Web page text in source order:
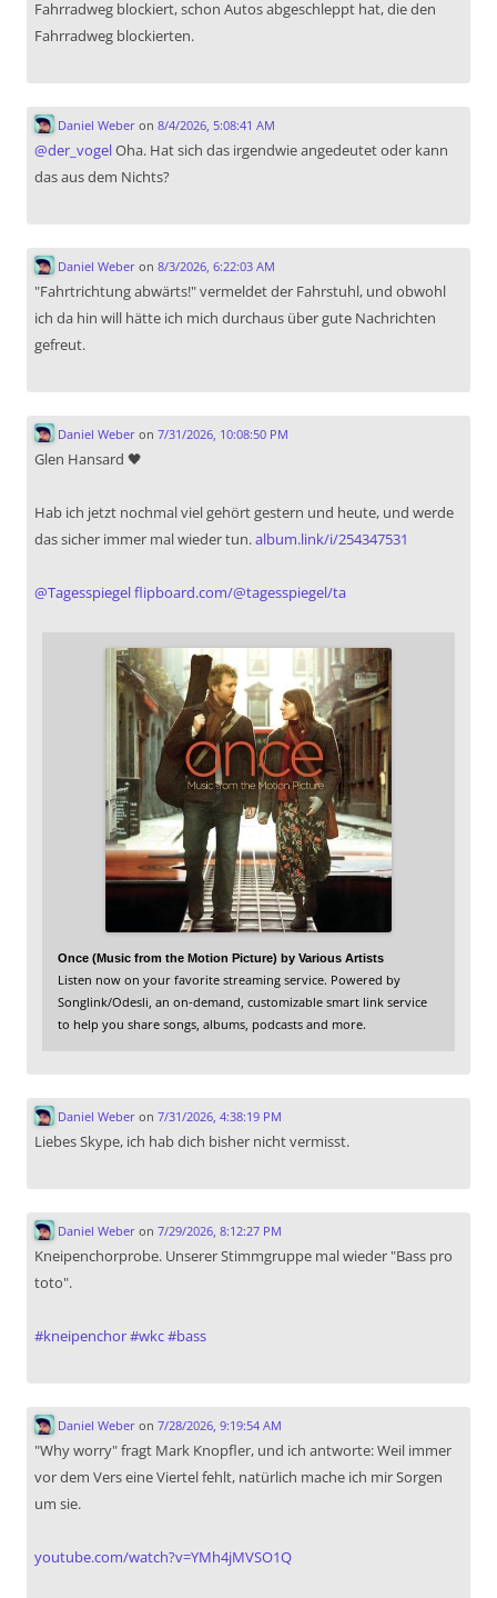
Fahrradweg blockiert, schon Autos abgeschleppt hat, die den
Fahrradweg blockierten.
Daniel Weberon 8/4/2026, 5:08:41 AM
@der_vogelOha. Hat sich das irgendwie angedeutet oder kann
das aus dem Nichts?
Daniel Weberon 8/3/2026, 6:22:03 AM
"Fahrtrichtung abwärts!" vermeldet der Fahrstuhl, und obwohl
ich da hin will hätte ich mich durchaus über gute Nachrichten
gefreut.
Daniel Weberon 7/31/2026, 10:08:50 PM
Glen Hansard 🖤
Hab ich jetzt nochmal viel gehört gestern und heute, und werde
das sicher immer mal wieder tun.album.link/i/254347531
@Tagesspiegelflipboard.com/@tagesspiegel/ta
Once (Music from the Motion Picture) by Various Artists
Listen now on your favorite streaming service. Powered by
Songlink/Odesli, an on-demand, customizable smart link service
to help you share songs, albums, podcasts and more.
Daniel Weberon 7/31/2026, 4:38:19 PM
Liebes Skype, ich hab dich bisher nicht vermisst.
Daniel Weberon 7/29/2026, 8:12:27 PM
Kneipenchorprobe. Unserer Stimmgruppe mal wieder "Bass pro
toto".
#kneipenchor#wkc#bass
Daniel Weberon 7/28/2026, 9:19:54 AM
"Why worry" fragt Mark Knopfler, und ich antworte: Weil immer
vor dem Vers eine Viertel fehlt, natürlich mache ich mir Sorgen
um sie.
youtube.com/watch?v=YMh4jMVSO1Q